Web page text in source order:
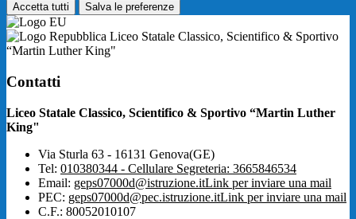
Accetta tutti Salva le preferenze
Liceo Statale Classico, Scientifico & Sportivo
“Martin Luther King"
Contatti
Liceo Statale Classico, Scientifico & Sportivo “Martin Luther
King"
Via Sturla 63 - 16131 Genova(GE)
Tel: 010380344 - Cellulare Segreteria: 3665846534
Email: geps07000d@istruzione.itLink per inviare una mail
PEC: geps07000d@pec.istruzione.itLink per inviare una mail
C.F.: 80052010107